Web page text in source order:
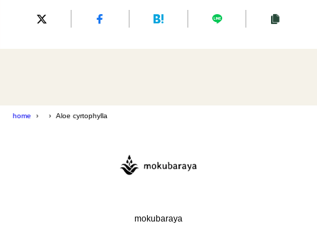
home Aloe cyrtophylla
mokubaraya